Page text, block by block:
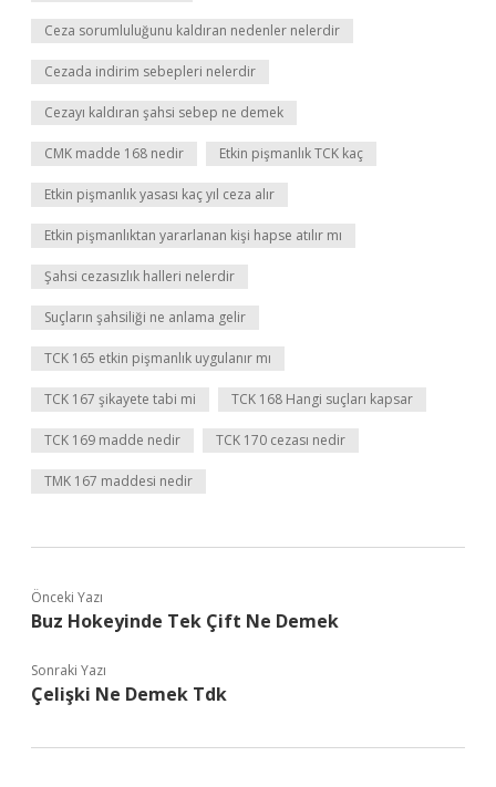
Ceza sorumluluğunu kaldıran nedenler nelerdir
Cezada indirim sebepleri nelerdir
Cezayı kaldıran şahsi sebep ne demek
CMK madde 168 nedir Etkin pişmanlık TCK kaç
Etkin pişmanlık yasası kaç yıl ceza alır
Etkin pişmanlıktan yararlanan kişi hapse atılır mı
Şahsi cezasızlık halleri nelerdir
Suçların şahsiliği ne anlama gelir
TCK 165 etkin pişmanlık uygulanır mı
TCK 167 şikayete tabi mi TCK 168 Hangi suçları kapsar
TCK 169 madde nedir TCK 170 cezası nedir
TMK 167 maddesi nedir
Önceki Yazı
Buz Hokeyinde Tek Çift Ne Demek
Sonraki Yazı
Çelişki Ne Demek Tdk